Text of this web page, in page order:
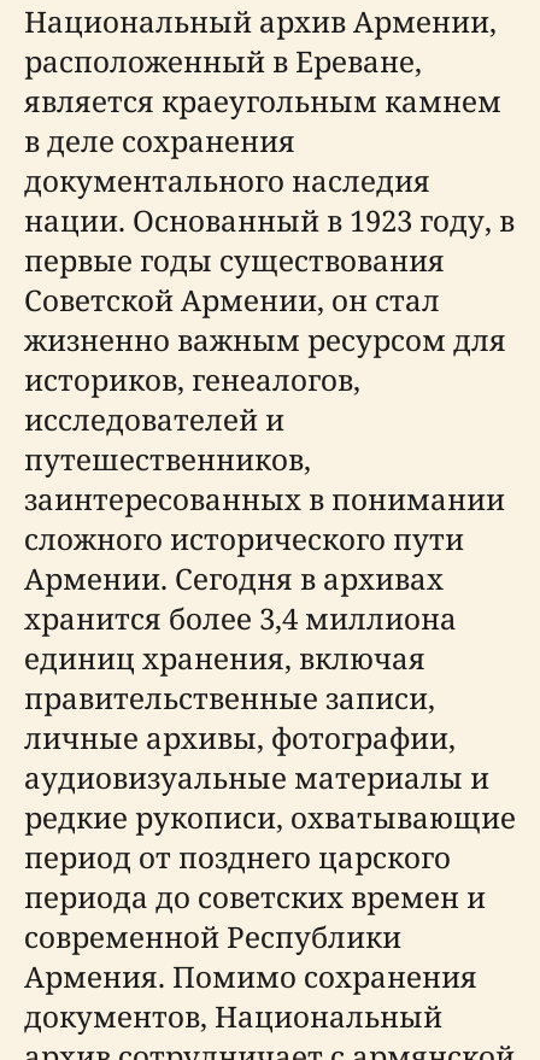
Национальный архив Армении,
расположенный в Ереване,
является краеугольным камнем
в деле сохранения
документального наследия
нации. Основанный в 1923 году, в
первые годы существования
Советской Армении, он стал
жизненно важным ресурсом для
историков, генеалогов,
исследователей и
путешественников,
заинтересованных в понимании
сложного исторического пути
Армении. Сегодня в архивах
хранится более 3,4 миллиона
единиц хранения, включая
правительственные записи,
личные архивы, фотографии,
аудиовизуальные материалы и
редкие рукописи, охватывающие
период от позднего царского
периода до советских времен и
современной Республики
Армения. Помимо сохранения
документов, Национальный